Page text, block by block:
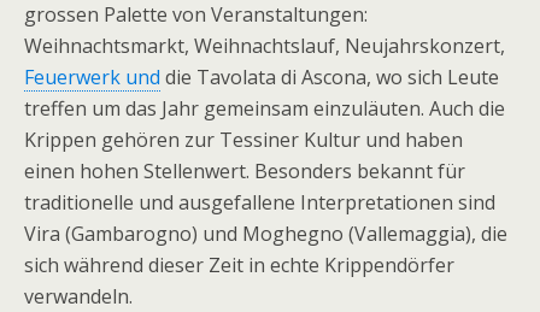
grossen Palette von Veranstaltungen:
Weihnachtsmarkt, Weihnachtslauf, Neujahrskonzert,
Feuerwerk und die Tavolata di Ascona, wo sich Leute
treffen um das Jahr gemeinsam einzuläuten. Auch die
Krippen gehören zur Tessiner Kultur und haben
einen hohen Stellenwert. Besonders bekannt für
traditionelle und ausgefallene Interpretationen sind
Vira (Gambarogno) und Moghegno (Vallemaggia), die
sich während dieser Zeit in echte Krippendörfer
verwandeln.